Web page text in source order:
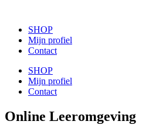
SHOP
Mijn profiel
Contact
SHOP
Mijn profiel
Contact
Online Leeromgeving